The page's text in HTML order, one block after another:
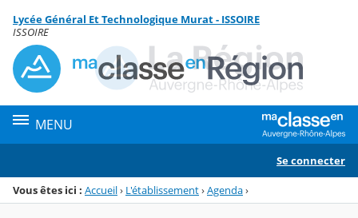
Menu de la rubrique
Contenu
Lycée Général Et Technologique Murat - ISSOIRE
ISSOIRE
MENU
Se connecter
Vous êtes ici : Accueil› L'établissement›Agenda›